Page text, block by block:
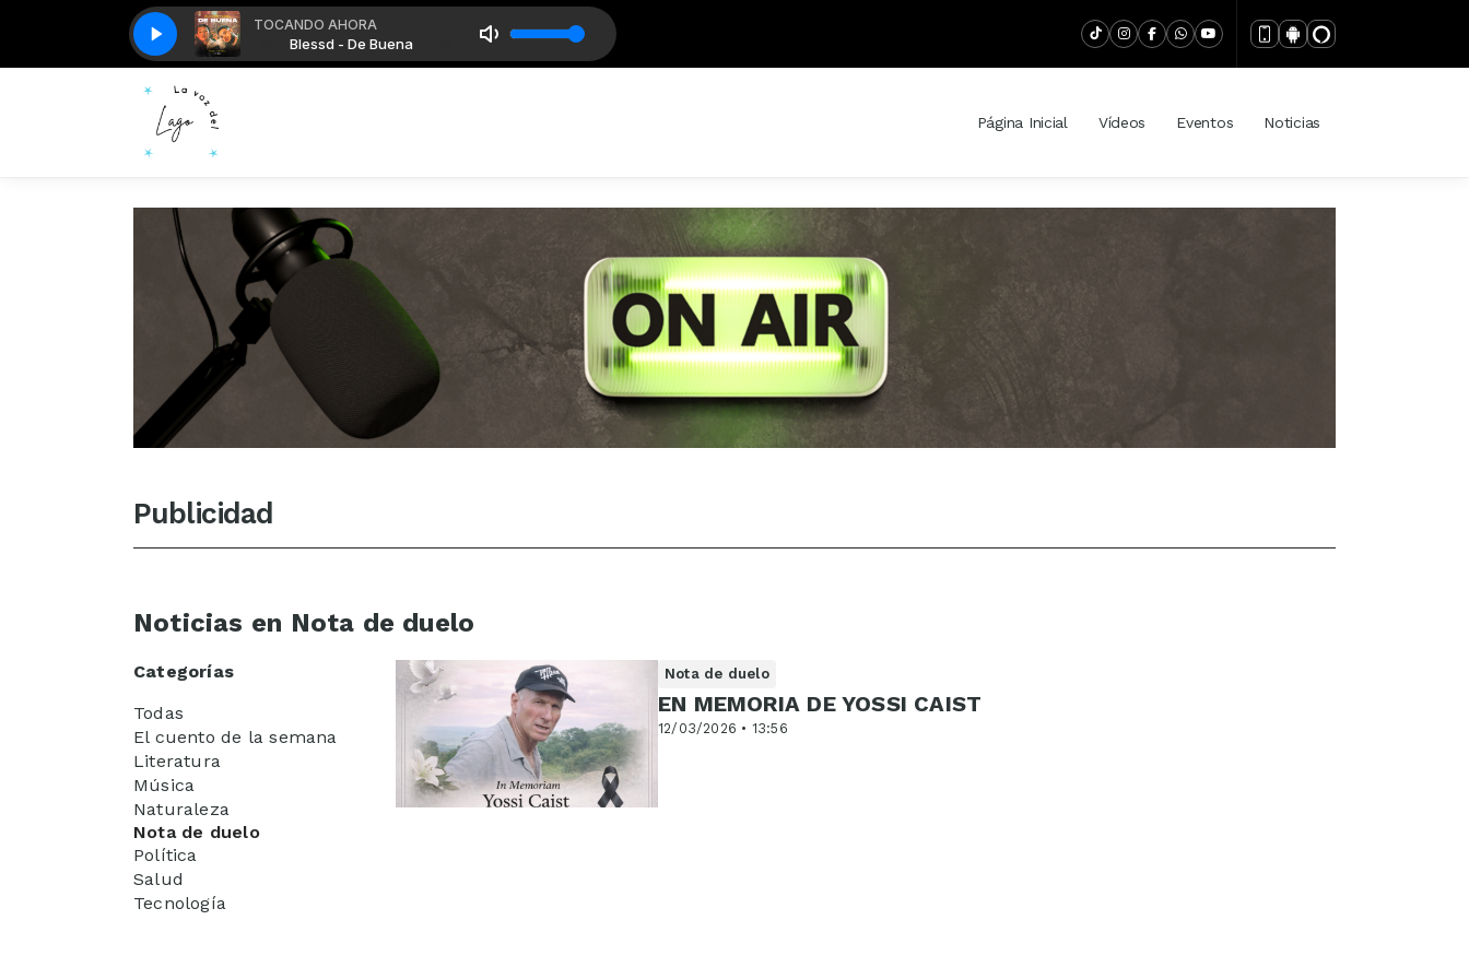
TOCANDO AHORA
Blessd - De Buena Blessd - De Buena
Página Inicial Vídeos Eventos Noticias
Publicidad
Noticias en Nota de duelo
Categorías
Todas
El cuento de la semana
Literatura
Música
Naturaleza
Nota de duelo
Política
Salud
Tecnología
Nota de duelo
12/03/2026 • 13:56
EN MEMORIA DE YOSSI CAIST